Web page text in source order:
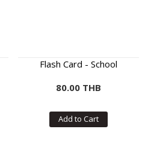
Flash Card - School
80.00 THB
Add to Cart